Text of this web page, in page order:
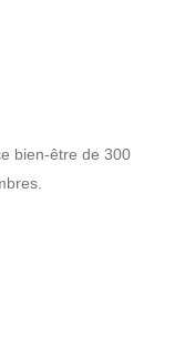
bien-être de 300